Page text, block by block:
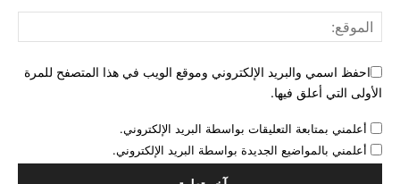
احفظ اسمي والبريد الإلكتروني وموقع الويب في هذا المتصفح للمرة
الأولى التي أعلق فيها.
أعلمني بمتابعة التعليقات بواسطة البريد الإلكتروني.
أعلمني بالمواضيع الجديدة بواسطة البريد الإلكتروني.